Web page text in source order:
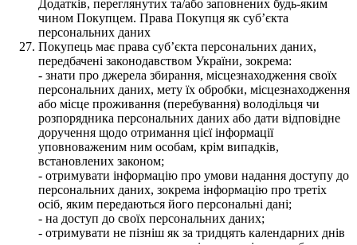
Додатків, переглянутих та/або заповнених будь-яким
чином Покупцем. Права Покупця як суб’єкта
персональних даних
Покупець має права суб’єкта персональних даних,
передбачені законодавством України, зокрема:
- знати про джерела збирання, місцезнаходження своїх
персональних даних, мету їх обробки, місцезнаходження
або місце проживання (перебування) володільця чи
розпорядника персональних даних або дати відповідне
доручення щодо отримання цієї інформації
уповноваженим ним особам, крім випадків,
встановлених законом;
- отримувати інформацію про умови надання доступу до
персональних даних, зокрема інформацію про третіх
осіб, яким передаються його персональні дані;
- на доступ до своїх персональних даних;
- отримувати не пізніш як за тридцять календарних днів